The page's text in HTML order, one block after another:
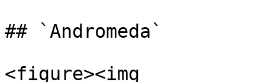
## `Andromeda`
<figure><img